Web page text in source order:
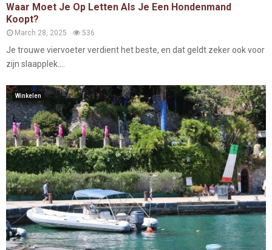
Waar Moet Je Op Letten Als Je Een Hondenmand
Koopt?
March 28, 2025 536
Je trouwe viervoeter verdient het beste, en dat geldt zeker ook voor
zijn slaapplek....
Winkelen